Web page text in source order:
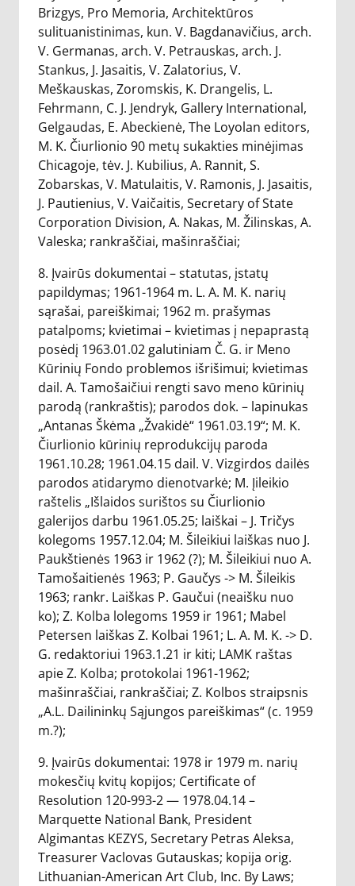
Brizgys, Pro Memoria, Architektūros
sulituanistinimas, kun. V. Bagdanavičius, arch.
V. Germanas, arch. V. Petrauskas, arch. J.
Stankus, J. Jasaitis, V. Zalatorius, V.
Meškauskas, Zoromskis, K. Drangelis, L.
Fehrmann, C. J. Jendryk, Gallery International,
Gelgaudas, E. Abeckienė, The Loyolan editors,
M. K. Čiurlionio 90 metų sukakties minėjimas
Chicagoje, tėv. J. Kubilius, A. Rannit, S.
Zobarskas, V. Matulaitis, V. Ramonis, J. Jasaitis,
J. Pautienius, V. Vaičaitis, Secretary of State
Corporation Division, A. Nakas, M. Žilinskas, A.
Valeska; rankraščiai, mašinraščiai;
8. Įvairūs dokumentai – statutas, įstatų
papildymas; 1961-1964 m. L. A. M. K. narių
sąrašai, pareiškimai; 1962 m. prašymas
patalpoms; kvietimai – kvietimas į nepaprastą
posėdį 1963.01.02 galutiniam Č. G. ir Meno
Kūrinių Fondo problemos išrišimui; kvietimas
dail. A. Tamošaičiui rengti savo meno kūrinių
parodą (rankraštis); parodos dok. – lapinukas
„Antanas Škėma „Žvakidė“ 1961.03.19“; M. K.
Čiurlionio kūrinių reprodukcijų paroda
1961.10.28; 1961.04.15 dail. V. Vizgirdos dailės
parodos atidarymo dienotvarkė; M. Įileikio
raštelis „Išlaidos surištos su Čiurlionio
galerijos darbu 1961.05.25; laiškai – J. Tričys
kolegoms 1957.12.04; M. Šileikiui laiškas nuo J.
Paukštienės 1963 ir 1962 (?); M. Šileikiui nuo A.
Tamošaitienės 1963; P. Gaučys -> M. Šileikis
1963; rankr. Laiškas P. Gaučui (neaišku nuo
ko); Z. Kolba lolegoms 1959 ir 1961; Mabel
Petersen laiškas Z. Kolbai 1961; L. A. M. K. -> D.
G. redaktoriui 1963.1.21 ir kiti; LAMK raštas
apie Z. Kolba; protokolai 1961-1962;
mašinraščiai, rankraščiai; Z. Kolbos straipsnis
„A.L. Dailininkų Sąjungos pareiškimas“ (c. 1959
m.?);
9. Įvairūs dokumentai: 1978 ir 1979 m. narių
mokesčių kvitų kopijos; Certificate of
Resolution 120-993-2 — 1978.04.14 –
Marquette National Bank, President
Algimantas KEZYS, Secretary Petras Aleksa,
Treasurer Vaclovas Gutauskas; kopija orig.
Lithuanian-American Art Club, Inc. By Laws;